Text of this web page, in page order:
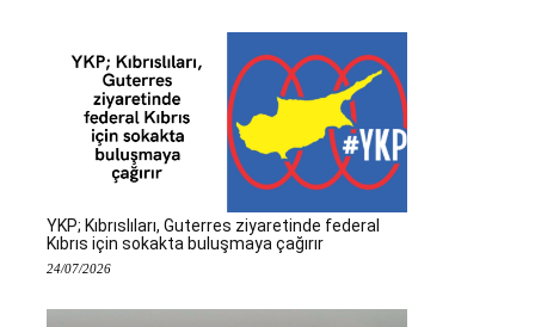
YKP; Kıbrıslıları, Guterres ziyaretinde federal
Kıbrıs için sokakta buluşmaya çağırır
24/07/2026